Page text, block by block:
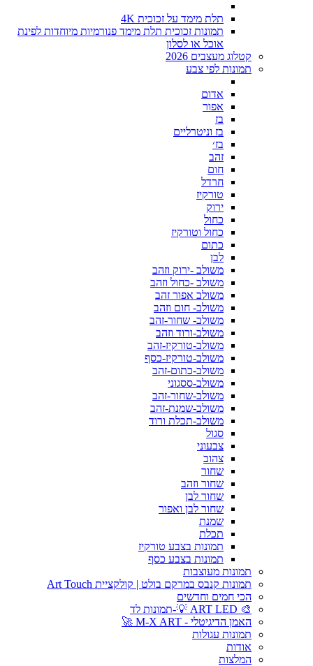
תלת מימד על זכוכית 4K
תמונות זכוכית תלת מימד פנורמיות מיוחדות לפינת
אוכל או לסלון
קטלוג מעצבים 2026
תמונות לפי צבע
אדום
אפור
בז
בז וניטרליים
בז׳
זהב
חום
חרדל
טורקיז
ירוק
כחול
כחול וטורקיז
כתום
לבן
משולב -ירוק וזהב
משולב -כחול וזהב
משולב אפור זהב
משולב- חום וזהב
משולב- שחור-זהב
משולב-ורוד וזהב
משולב-טורקיז-זהב
משולב-טורקיז-כסף
משולב-כתום-זהב
משולב-ססגוני
משולב-שחור-זהב
משולב-שמנת-זהב
משולב-תכלת ורוד
סגול
צבעוני
צהוב
שחור
שחור וזהב
שחור לבן
שחור לבן ואפור
שמנת
תכלת
תמונות בצבע טורקיז
תמונות בצבע כסף
תמונות מעוצבות
תמונות קנבס במרקם בולט | קולקציית Art Touch
הכי חמים וחדשים
🎨 ART LED 💡-תמונות לד
האמן הדיגיטלי - M-X ART 🚀
תמונות עגולות
אודות
המלצות